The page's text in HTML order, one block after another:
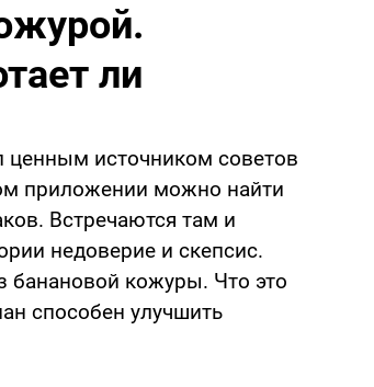
ли
ценным источником советов
приложении можно найти
Встречаются там и
недоверие и скепсис.
банановой кожуры. Что это
способен улучшить